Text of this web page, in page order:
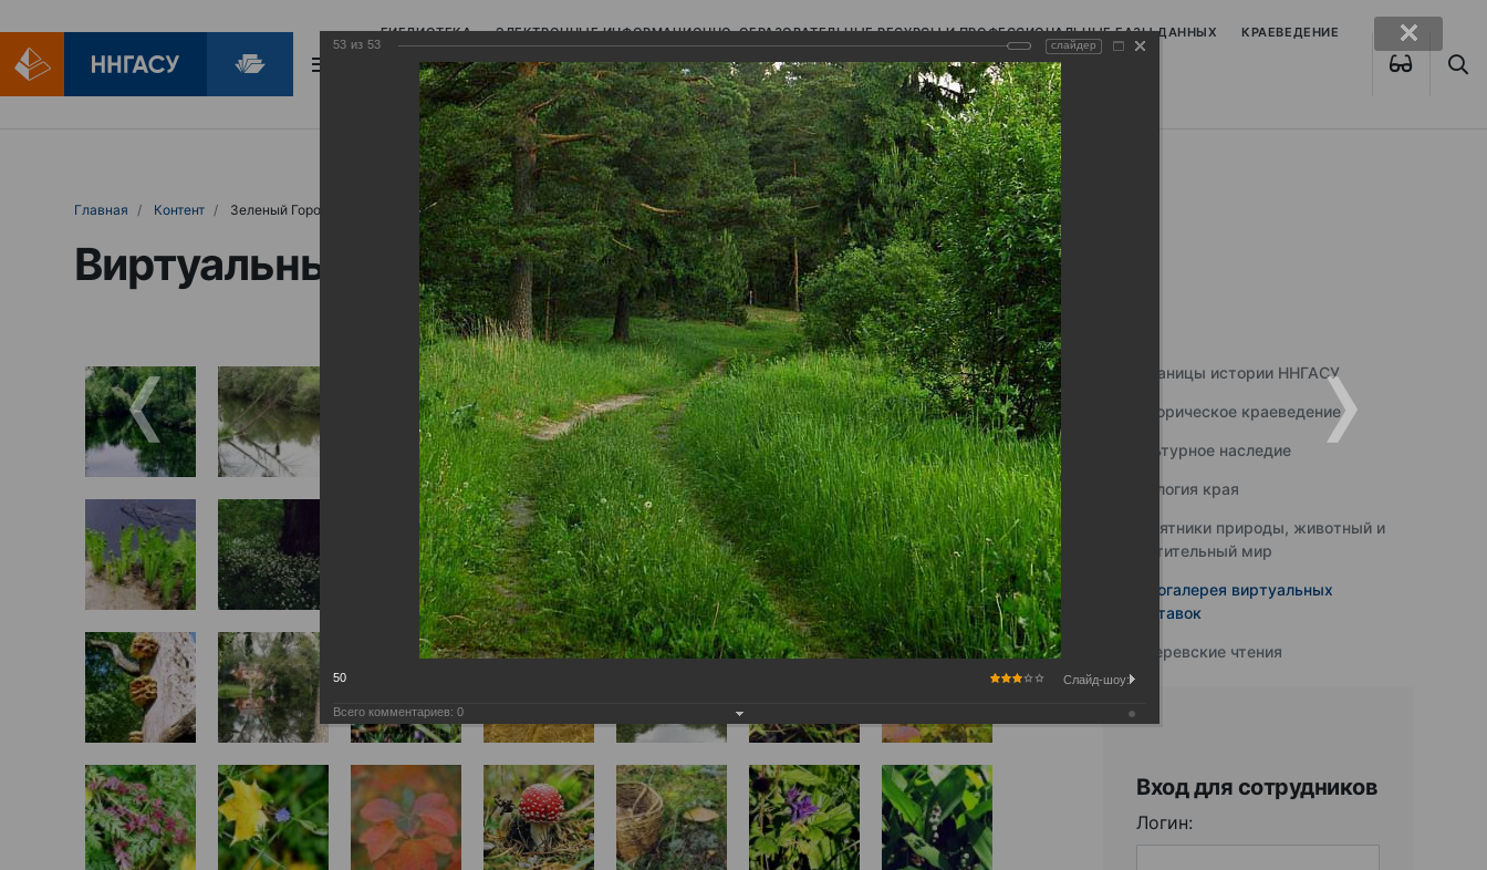
БИБЛИОТЕКА ЭЛЕКТРОННЫЕ ИНФОРМАЦИОННО-ОБРАЗОВАТЕЛЬНЫЕ РЕСУРСЫ И ПРОФЕССИОНАЛЬНЫЕ БАЗЫ ДАННЫХ КРАЕВЕДЕНИЕ
БИБЛИОПОМОЩЬ
Главная Контент Зеленый Город
Виртуальные выставки (фотоальбомы)
Страницы истории ННГАСУ
Историческое краеведение
Культурное наследие
Экология края
Памятники природы, животный и
растительный мир
Фотогалерея виртуальных
выставок
Юферевские чтения
Вход для сотрудников
Логин:
53 из 53 слайдер
50 Слайд-шоу:
Всего комментариев: 0